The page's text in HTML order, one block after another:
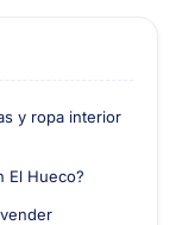
y ropa interior
El Hueco?